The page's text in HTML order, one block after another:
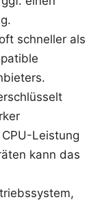
schneller als
Leistung
kann das